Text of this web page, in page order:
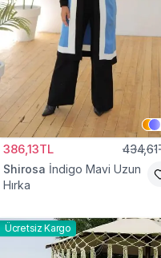
386,13TL
Shirosa İndigo Mavi Uzun
Hırka
Ücretsiz Kargo